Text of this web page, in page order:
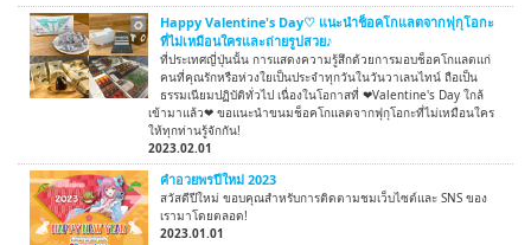
Happy Valentine's Day♡ แนะนำช็อคโกแลตจากฟุกุโอกะ
ที่ไม่เหมือนใครและถ่ายรูปสวย♪
ที่ประเทศญี่ปุ่นนั้น การแสดงความรู้สึกด้วยการมอบช็อคโกแลตแก่
คนที่คุณรักหรือห่วงใยเป็นประจำทุกวันในวันวาเลนไทน์ ถือเป็น
ธรรมเนียมปฏิบัติทั่วไป เนื่องในโอกาสที่ ❤Valentine's Day ใกล้
เข้ามาแล้ว❤ ขอแนะนำขนมช็อคโกแลตจากฟุกุโอกะที่ไม่เหมือนใคร
ให้ทุกท่านรู้จักกัน!
2023.02.01
คำอวยพรปีใหม่ 2023
สวัสดีปีใหม่ ขอบคุณสำหรับการติดตามชมเว็บไซต์และ SNS ของ
เรามาโดยตลอด!
2023.01.01